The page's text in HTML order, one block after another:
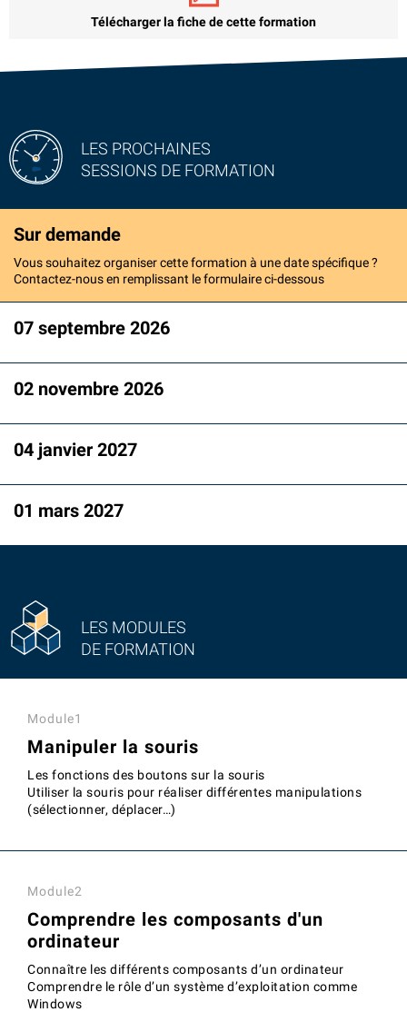
Télécharger la fiche de cette formation
LES MODULES
DE FORMATION
Module1
Manipuler la souris
Les fonctions des boutons sur la souris
Utiliser la souris pour réaliser différentes manipulations
(sélectionner, déplacer…)
Module2
Comprendre les composants d'un
ordinateur
Connaître les différents composants d’un ordinateur
Comprendre le rôle d’un système d’exploitation comme
Windows
LES PROCHAINES
SESSIONS DE FORMATION
Sur demande
Vous souhaitez organiser cette formation à une date spécifique ?
Contactez-nous en remplissant le formulaire ci-dessous
07 septembre 2026
02 novembre 2026
04 janvier 2027
01 mars 2027